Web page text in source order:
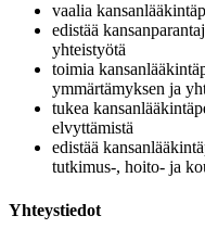
vaalia
edistää
yhteistyötä
toimia
ymmärtämyksen ja
tukea
elvyttämistä
edistää
tutkimus-, hoito- ja
Yhteystiedot